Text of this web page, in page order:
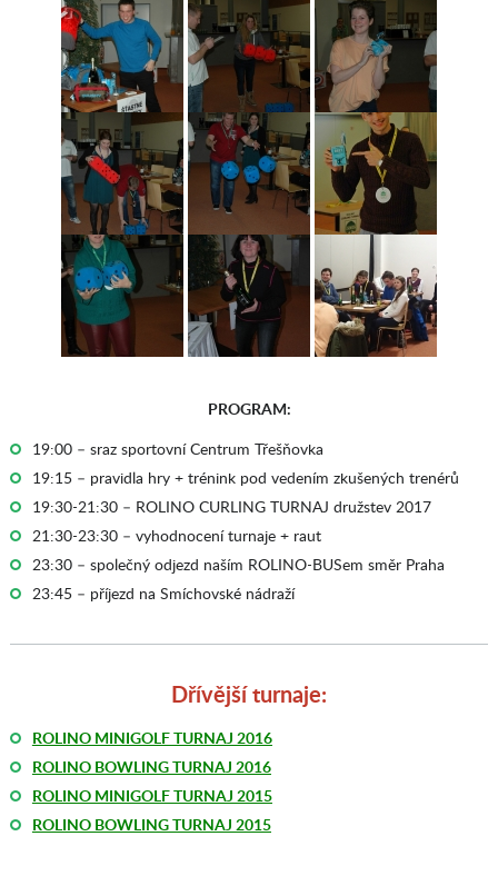
PROGRAM:
19:00 – sraz sportovní Centrum Třešňovka
19:15 – pravidla hry + trénink pod vedením zkušených trenérů
19:30-21:30 – ROLINO CURLING TURNAJ družstev 2017
21:30-23:30 – vyhodnocení turnaje + raut
23:30 – společný odjezd naším ROLINO-BUSem směr Praha
23:45 – příjezd na Smíchovské nádraží
Dřívější turnaje:
ROLINO MINIGOLF TURNAJ 2016
ROLINO BOWLING TURNAJ 2016
ROLINO MINIGOLF TURNAJ 2015
ROLINO BOWLING TURNAJ 2015